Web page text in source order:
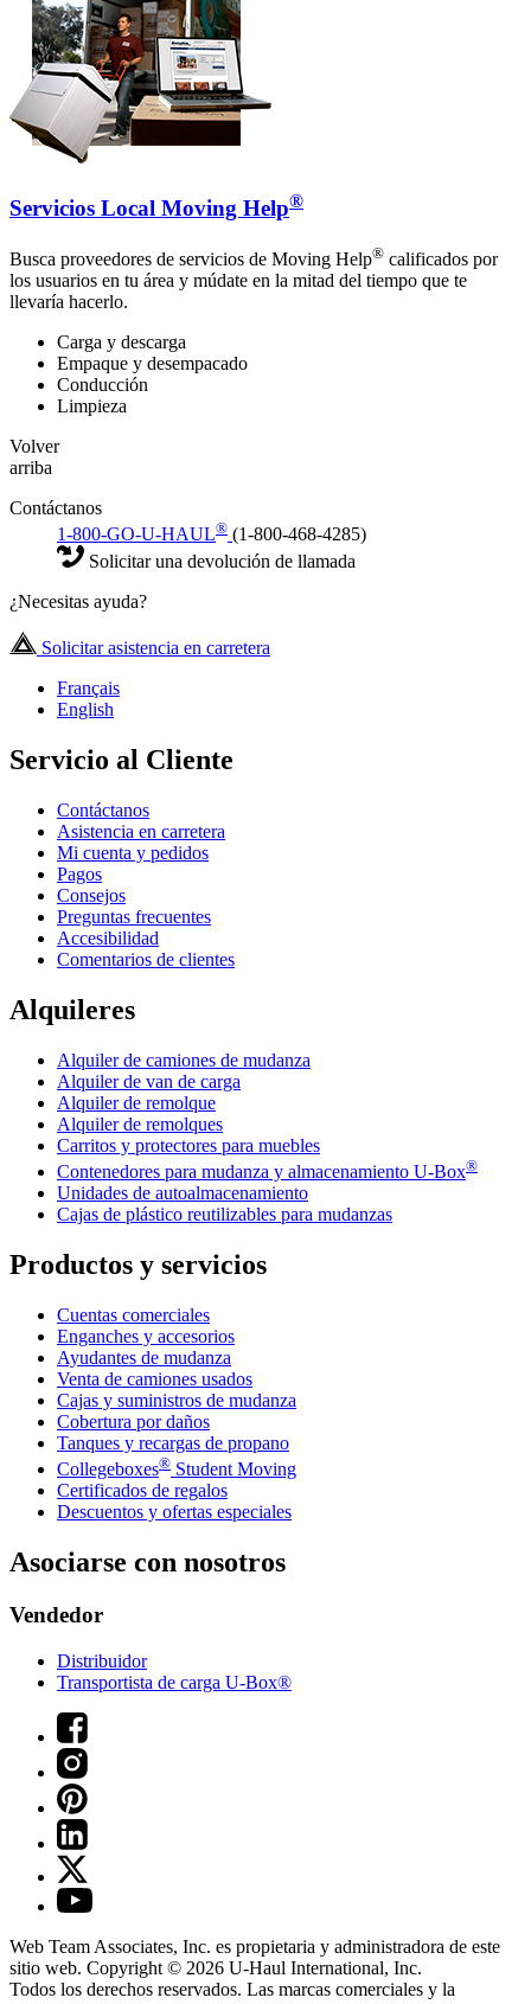
Servicios Local Moving Help®
Busca proveedores de servicios de Moving Help® calificados por
los usuarios en tu área y múdate en la mitad del tiempo que te
llevaría hacerlo.
Carga y descarga
Empaque y desempacado
Conducción
Limpieza
Volver
arriba
Contáctanos
1-800-GO-U-HAUL® (1-800-468-4285)
Solicitar una devolución de llamada
¿Necesitas ayuda?
Solicitar asistencia en carretera
Français
English
Servicio al Cliente
Contáctanos
Asistencia en carretera
Mi cuenta y pedidos
Pagos
Consejos
Preguntas frecuentes
Accesibilidad
Comentarios de clientes
Alquileres
Alquiler de camiones de mudanza
Alquiler de van de carga
Alquiler de remolque
Alquiler de remolques
Carritos y protectores para muebles
Contenedores para mudanza y almacenamiento U-Box®
Unidades de autoalmacenamiento
Cajas de plástico reutilizables para mudanzas
Productos y servicios
Cuentas comerciales
Enganches y accesorios
Ayudantes de mudanza
Venta de camiones usados
Cajas y suministros de mudanza
Cobertura por daños
Tanques y recargas de propano
Collegeboxes® Student Moving
Certificados de regalos
Descuentos y ofertas especiales
Asociarse con nosotros
Vendedor
Distribuidor
Transportista de carga U-Box®
Web Team Associates, Inc. es propietaria y administradora de este
sitio web. Copyright © 2026 U-Haul International, Inc.
Todos los derechos reservados. Las marcas comerciales y la